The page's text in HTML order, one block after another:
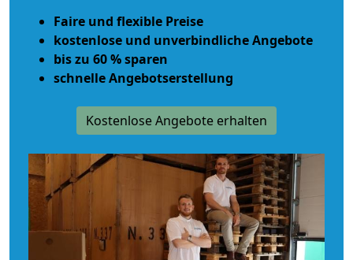
Faire und flexible Preise
kostenlose und unverbindliche Angebote
bis zu 60 % sparen
schnelle Angebotserstellung
Kostenlose Angebote erhalten